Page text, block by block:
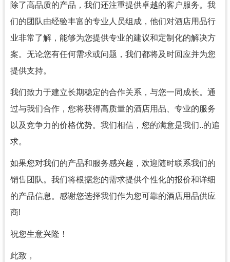
除了高品质的产品，我们还注重提供卓越的客户服务。我
们的团队由经验丰富的专业人员组成，他们对酒店用品行
业非常了解，能够为您提供专业的建议和定制化的解决方
案。无论您有任何需求或问题，我们都将及时回应并为您
提供支持。
我们致力于建立长期稳定的合作关系，与您一同成长。通
过与我们合作，您将获得高质量的酒店用品、专业的服务
以及竞争力的价格优势。我们相信，您的满意是我们..的追
求。
如果您对我们的产品和服务感兴趣，欢迎随时联系我们的
销售团队。我们将根据您的需求提供个性化的报价和详细
的产品信息。感谢您选择我们作为您可靠的酒店用品供应
商!
祝您生意兴隆！
此致，